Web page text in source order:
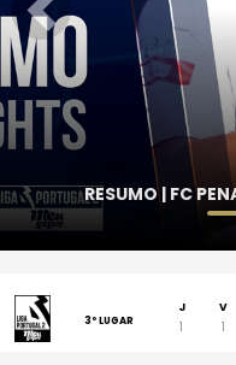
3º LUGAR
J V
1 1